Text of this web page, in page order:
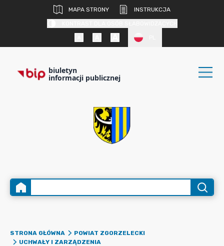
MAPA STRONY
INSTRUKCJA
biuletyn
informacji publicznej
STRONA GŁÓWNA
POWIAT ZGORZELECKI
UCHWAŁY I ZARZĄDZENIA